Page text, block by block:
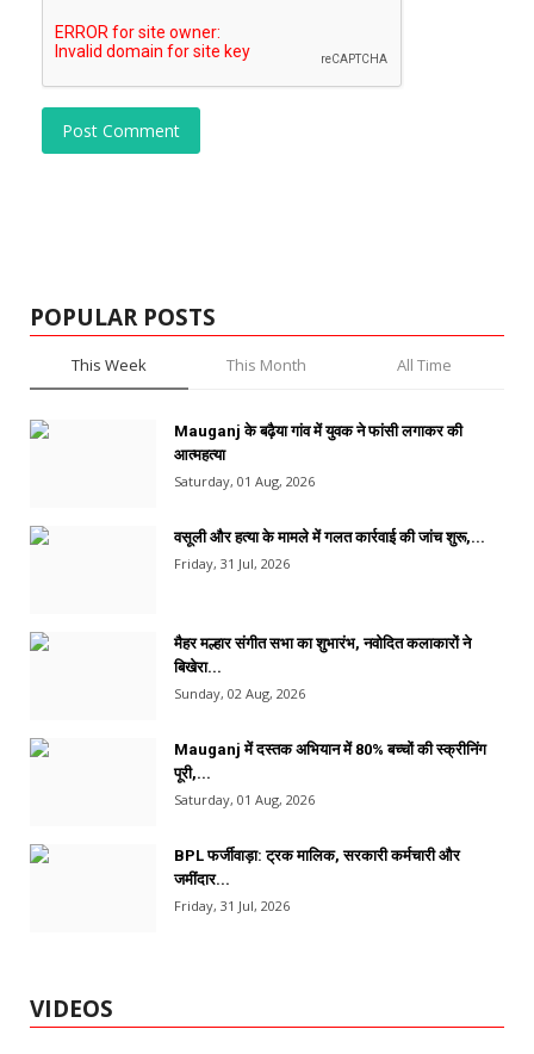
Post Comment
POPULAR POSTS
This Week This Month All Time
Mauganj के बढ़ैया गांव में युवक ने फांसी लगाकर की
आत्महत्या
Saturday, 01 Aug, 2026
वसूली और हत्या के मामले में गलत कार्रवाई की जांच शुरू,...
Friday, 31 Jul, 2026
मैहर मल्हार संगीत सभा का शुभारंभ, नवोदित कलाकारों ने
बिखेरा...
Sunday, 02 Aug, 2026
Mauganj में दस्तक अभियान में 80% बच्चों की स्क्रीनिंग
पूरी,...
Saturday, 01 Aug, 2026
BPL फर्जीवाड़ा: ट्रक मालिक, सरकारी कर्मचारी और
जमींदार...
Friday, 31 Jul, 2026
VIDEOS